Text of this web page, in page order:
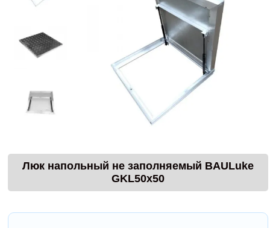
Люк напольный не заполняемый BAULuke
GKL50x50